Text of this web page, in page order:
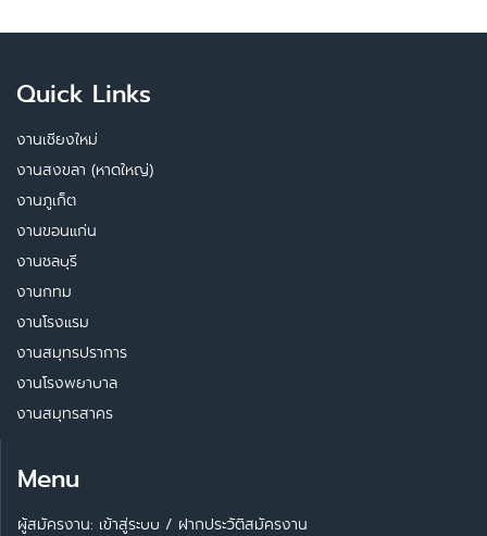
Quick Links
งานเชียงใหม่
งานสงขลา (หาดใหญ่)
งานภูเก็ต
งานขอนแก่น
งานชลบุรี
งานกทม
งานโรงแรม
งานสมุทรปราการ
งานโรงพยาบาล
งานสมุทรสาคร
Menu
ผู้สมัครงาน: เข้าสู่ระบบ / ฝากประวัติสมัครงาน